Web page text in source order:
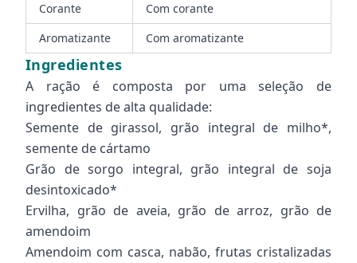
Corante
Com corante
Aromatizante
Com aromatizante
Ingredientes
A ração é composta por uma seleção de
ingredientes de alta qualidade:
Semente de girassol, grão integral de milho*,
semente de cártamo
Grão de sorgo integral, grão integral de soja
desintoxicado*
Ervilha, grão de aveia, grão de arroz, grão de
amendoim
Amendoim com casca, nabão, frutas cristalizadas